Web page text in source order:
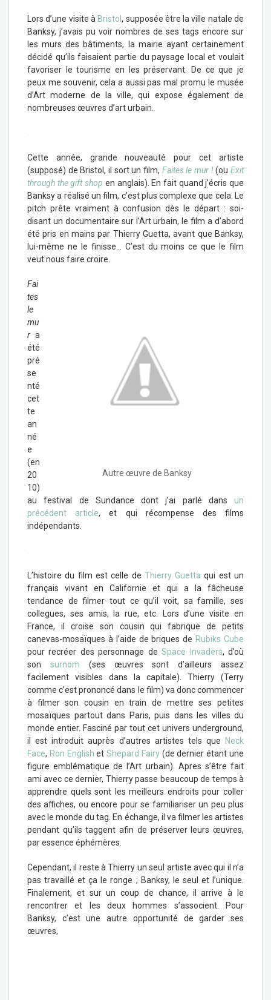
Lors d’une visite à Bristol, supposée être la ville natale de
Banksy, j’avais pu voir nombres de ses tags encore sur
les murs des bâtiments, la mairie ayant certainement
décidé qu’ils faisaient partie du paysage local et voulait
favoriser le tourisme en les préservant. De ce que je
peux me souvenir, cela a aussi pas mal promu le musée
d’Art moderne de la ville, qui expose également de
nombreuses œuvres d’art urbain.
Cette année, grande nouveauté pour cet artiste
(supposé) de Bristol, il sort un film, Faites le mur !(ouExit
through the gift shop en anglais). En fait quand j’écris que
Banksy a réalisé un film, c’est plus complexe que cela. Le
pitch prête vraiment à confusion dès le départ : soi-
disant un documentaire sur l’Art urbain, le film a d’abord
été pris en mains par Thierry Guetta, avant que Banksy,
lui-même ne le finisse… C’est du moins ce que le film
veut nous faire croire.
Autre œuvre de Banksy
Fai
tes
le
mu
r a
été
pré
se
nté
cet
te
an
né
e
(en
20
10)
au festival de Sundance dont j’ai parlé dans un
précédent article, et qui récompense des films
indépendants.
L’histoire du film est celle de Thierry Guetta qui est un
français vivant en Californie et qui a la fâcheuse
tendance de filmer tout ce qu’il voit, sa famille, ses
collegues, ses amis, la rue, etc. Lors d’une visite en
France, il croise son cousin qui fabrique de petits
canevas-mosaïques à l’aide de briques de Rubiks Cube
pour recréer des personnage deSpace Invaders, d’où
son surnom (ses œuvres sont d’ailleurs assez
facilement visibles dans la capitale). Thierry (Terry
comme c’est prononcé dans le film) va donc commencer
à filmer son cousin en train de mettre ses petites
mosaïques partout dans Paris, puis dans les villes du
monde entier. Fasciné par tout cet univers underground,
il est introduit auprès d’autres artistes tels que
Neck
Face, Ron English etShepard Fairy(de dernier étant une
figure emblématique de l’Art urbain). Apres s’être fait
ami avec ce dernier, Thierry passe beaucoup de temps à
apprendre quels sont les meilleurs endroits pour coller
des affiches, ou encore pour se familiariser un peu plus
avec le monde du tag. En échange, il va filmer les artistes
pendant qu’ils taggent afin de préserver leurs œuvres,
par essence éphémères.
Cependant, il reste à Thierry un seul artiste avec qui il n’a
pas travaillé et ça le ronge ; Banksy, le seul et l’unique.
Finalement, et sur un coup de chance, il arrive à le
rencontrer et les deux hommes s’associent. Pour
Banksy, c’est une autre opportunité de garder ses
œuvres,